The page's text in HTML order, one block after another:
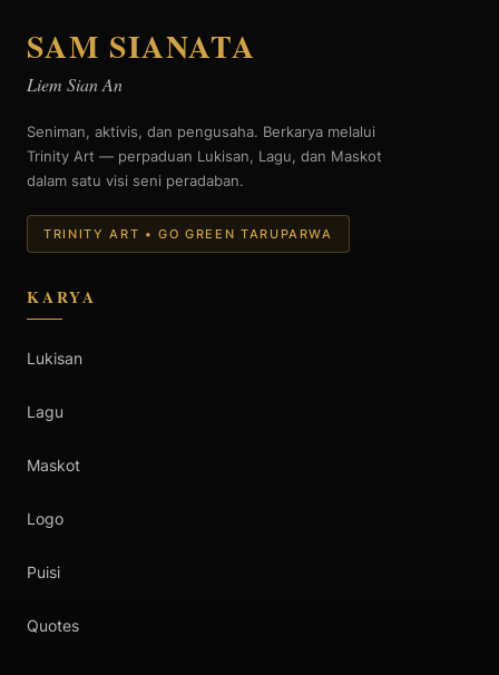
SAM SIANATA
Liem Sian An
Seniman, aktivis, dan pengusaha. Berkarya melalui
Trinity Art — perpaduan Lukisan, Lagu, dan Maskot
dalam satu visi seni peradaban.
TRINITY ART • GO GREEN TARUPARWA
KARYA
Lukisan
Lagu
Maskot
Logo
Puisi
Quotes